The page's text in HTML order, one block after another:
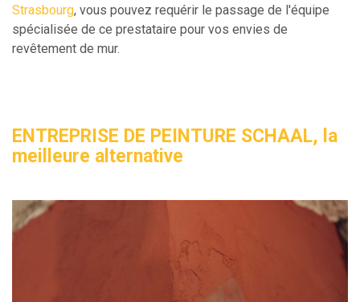
Strasbourg, vous pouvez requérir le passage de l'équipe
spécialisée de ce prestataire pour vos envies de
revêtement de mur.
ENTREPRISE DE PEINTURE SCHAAL, la
meilleure alternative